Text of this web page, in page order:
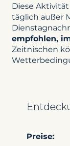
Diese Aktivität
täglich außer
empfohlen,
Zeitnischen
Preise: